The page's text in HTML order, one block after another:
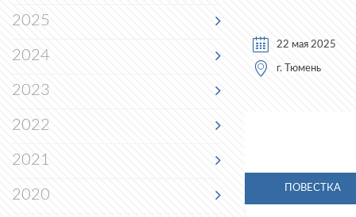
2025
2024
2023
2022
2021
2020
22 мая 2025
г. Тюмень
ПОВЕСТКА